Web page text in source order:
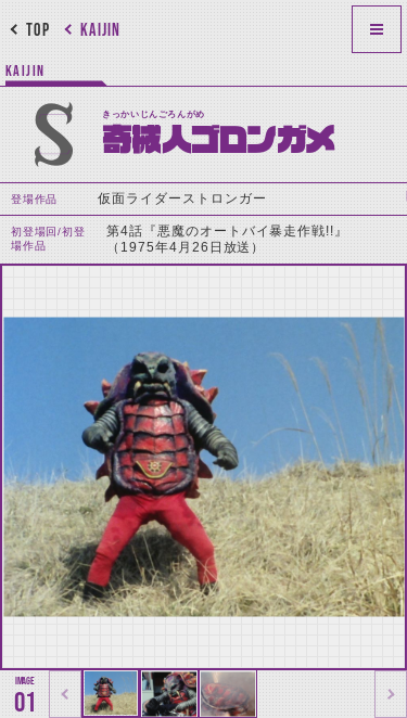
KAIJIN
TOP
KAIJIN
きっかいじんごろんがめ
奇械人ゴロンガメ
登場作品 仮面ライダーストロンガー
初登場回/初登
場作品
第4話『悪魔のオートバイ暴走作戦!!』
（1975年4月26日放送）
01